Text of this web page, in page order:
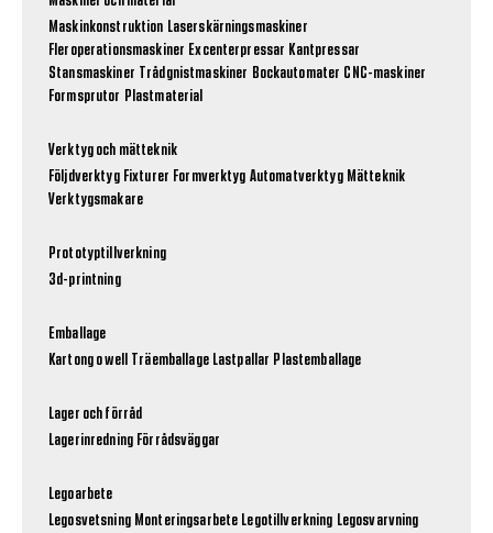
Maskinkonstruktion Laserskärningsmaskiner
Fleroperationsmaskiner Excenterpressar Kantpressar
Stansmaskiner
Trådgnistmaskiner Bockautomater CNC-maskiner
Formsprutor Plastmaterial
Verktyg och mätteknik
Följdverktyg Fixturer Formverktyg Automatverktyg Mätteknik
Verktygsmakare
Prototyptillverkning
3d-printning
Emballage
Kartong o well
Träemballage Lastpallar Plastemballage
Lager och förråd
Lagerinredning Förrådsväggar
Legoarbete
Legosvetsning Monteringsarbete Legotillverkning Legosvarvning